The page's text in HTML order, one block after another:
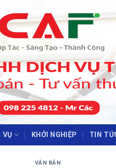
‹ ›
VỤ KHỞI NGHIỆP TIN
VĂN BẢN